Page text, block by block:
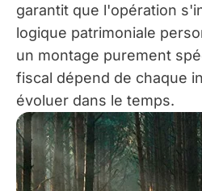
garantit que l'opération
logique patrimoniale
un montage purement
fiscal dépend de chaque
évoluer dans le temps.